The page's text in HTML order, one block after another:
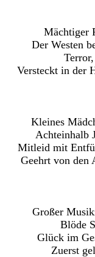
Mächtiger
Der Westen
Versteckt in der
Kleines
Achteinhalb
Mitleid mit
Geehrt von den
Großer
Blöde
Glück im
Zuerst